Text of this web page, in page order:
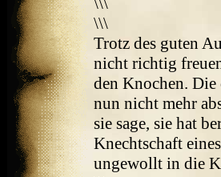
\\\
Trotz des guten
nicht richtig
den Knochen.
nun nicht mehr
sie sage, sie hat
Knechtschaft
ungewollt in die